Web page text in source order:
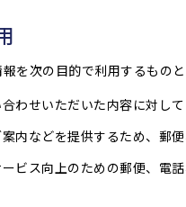
を次の目的で利用するもの
わせいただいた内容に対し
内などを提供するため、郵
ビス向上のための郵便、電